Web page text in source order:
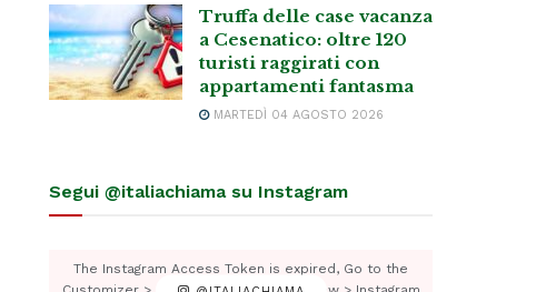
Truffa delle case vacanza
a Cesenatico: oltre 120
turisti raggirati con
appartamenti fantasma
MARTEDÌ 04 AGOSTO 2026
Segui @italiachiama su Instagram
The Instagram Access Token is expired, Go to the